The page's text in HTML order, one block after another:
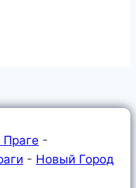
Праге -
- Новый Город